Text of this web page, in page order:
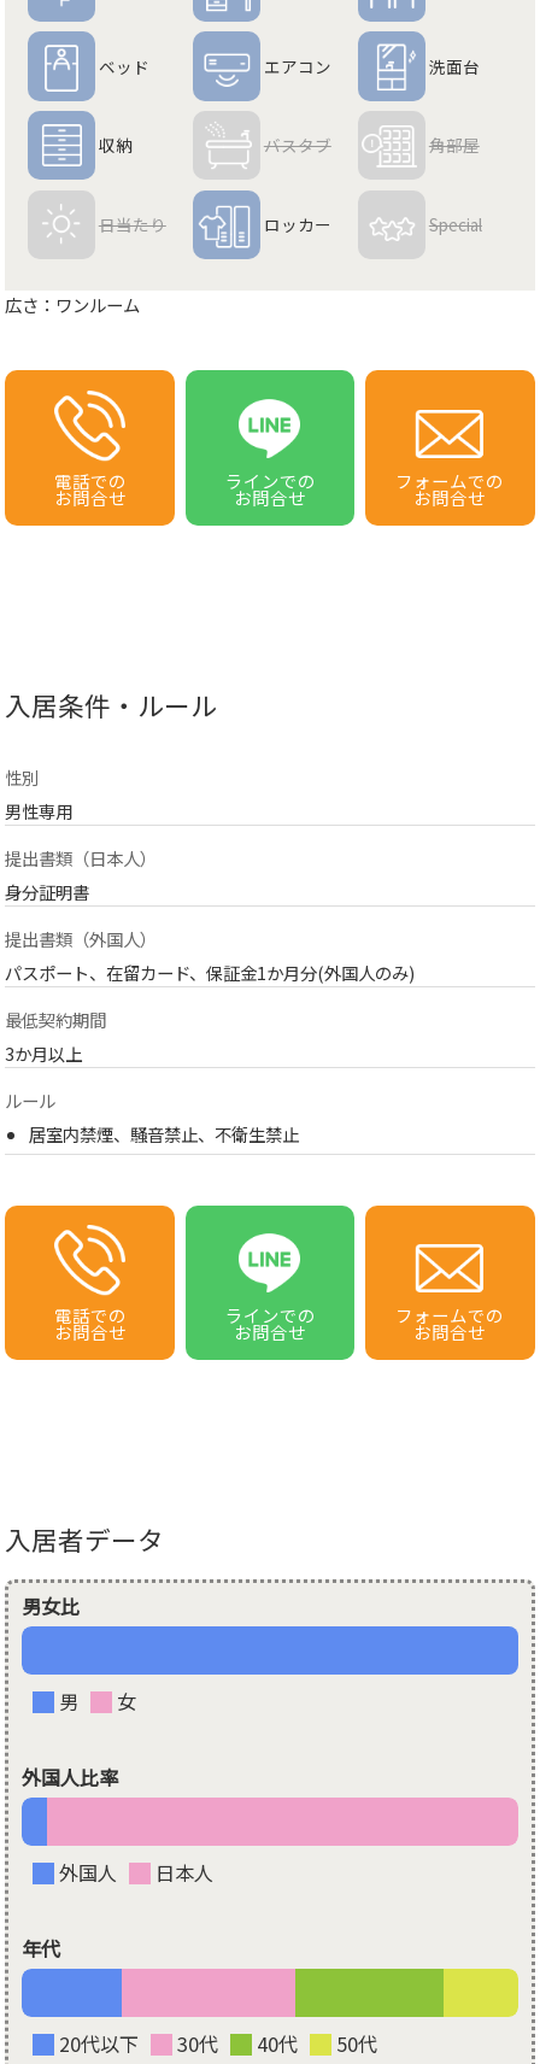
ベッド エアコン 洗面台
収納 バスタブ 角部屋
日当たり ロッカー Special
広さ：ワンルーム
電話での
お問合せ
ラインでの
お問合せ
フォームでの
お問合せ
入居条件・ルール
性別
男性専用
提出書類（日本人）
身分証明書
提出書類（外国人）
パスポート、在留カード、保証金1か月分(外国人のみ)
最低契約期間
3か月以上
ルール
居室内禁煙、騒音禁止、不衛生禁止
電話での
お問合せ
ラインでの
お問合せ
フォームでの
お問合せ
入居者データ
男女比
男 女
外国人比率
外国人 日本人
年代
20代以下 30代 40代 50代